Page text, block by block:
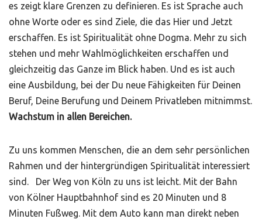
es zeigt klare Grenzen zu definieren. Es ist Sprache auch
ohne Worte oder es sind Ziele, die das Hier und Jetzt
erschaffen. Es ist Spiritualität ohne Dogma. Mehr zu sich
stehen und mehr Wahlmöglichkeiten erschaffen und
gleichzeitig das Ganze im Blick haben. Und es ist auch
eine Ausbildung, bei der Du neue Fähigkeiten für Deinen
Beruf, Deine Berufung und Deinem Privatleben mitnimmst.
Wachstum in allen Bereichen.
Zu uns kommen Menschen, die an dem sehr persönlichen
Rahmen und der hintergründigen Spiritualität interessiert
sind. Der Weg von Köln zu uns ist leicht. Mit der Bahn
von Kölner Hauptbahnhof sind es 20 Minuten und 8
Minuten Fußweg. Mit dem Auto kann man direkt neben